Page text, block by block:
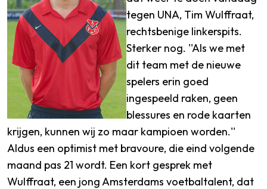
tegen UNA, Tim Wulffraat,
rechtsbenige linkerspits.
Sterker nog. ''Als we met
dit team met de nieuwe
spelers erin goed
ingespeeld raken, geen
blessures en rode kaarten
krijgen, kunnen wij zo maar kampioen worden.''
Aldus een optimist met bravoure, die eind volgende
maand pas 21 wordt. Een kort gesprek met
Wulffraat, een jong Amsterdams voetbaltalent, dat